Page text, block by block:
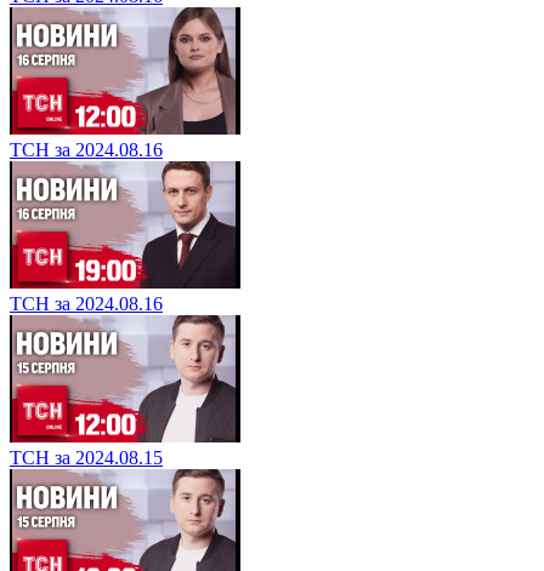
ТСН за 2024.08.16
ТСН за 2024.08.16
ТСН за 2024.08.15